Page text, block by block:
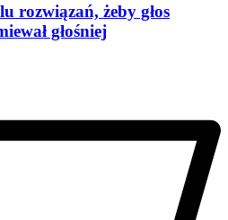
rozwiązań, żeby głos
głośniej